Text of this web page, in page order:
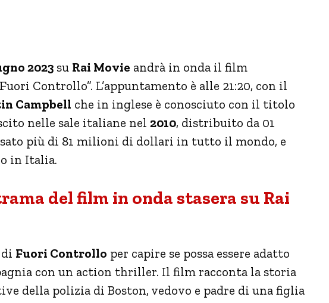
2023 su Rai Movie andrà in onda il film
Controllo”. L’appuntamento è alle 21:20, con il
Campbell che in inglese è conosciuto con il titolo
nelle sale italiane nel 2010, distribuito da 01
più di 81 milioni di dollari in tutto il mondo, e
in Italia.
del film in onda stasera su Rai
Fuori Controllo per capire se possa essere adatto
con un action thriller. Il film racconta la storia
della polizia di Boston, vedovo e padre di una figlia